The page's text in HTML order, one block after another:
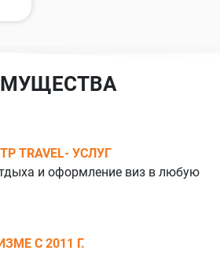
TRAVEL- УСЛУГ
и оформление виз в любую
С 2011 Г.